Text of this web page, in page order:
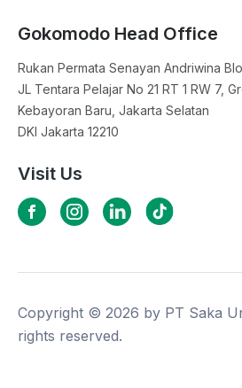
Gokomodo Head Office
Rukan Permata Senayan Andriwina
JL Tentara Pelajar No 21 RT 1 RW 7,
Kebayoran Baru, Jakarta Selatan
DKI Jakarta 12210
Visit Us
Copyright © 2026 by PT Saka
rights reserved.